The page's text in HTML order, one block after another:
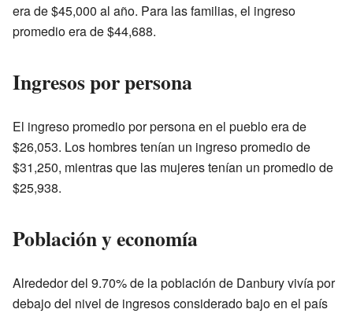
era de $45,000 al año. Para las familias, el ingreso
promedio era de $44,688.
Ingresos por persona
El ingreso promedio por persona en el pueblo era de
$26,053. Los hombres tenían un ingreso promedio de
$31,250, mientras que las mujeres tenían un promedio de
$25,938.
Población y economía
Alrededor del 9.70% de la población de Danbury vivía por
debajo del nivel de ingresos considerado bajo en el país